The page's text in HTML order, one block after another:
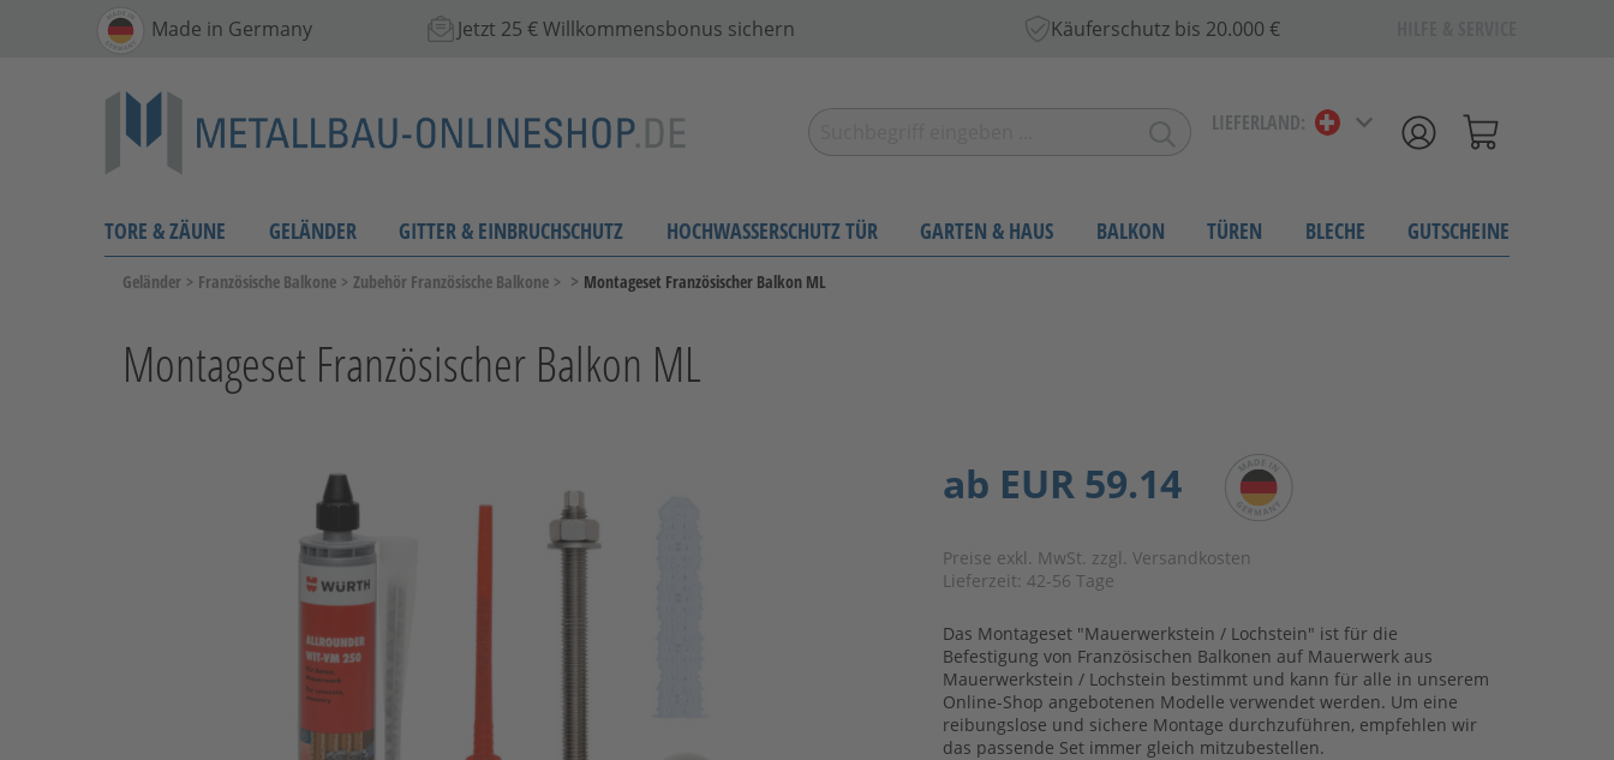
Made in Germany Jetzt 25 € Willkommensbonus sichern Käuferschutz bis 20.000 €
LIEFERLAND:
TORE & ZÄUNE GELÄNDER GITTER & EINBRUCHSCHUTZ HOCHWASSERSCHUTZ TÜR GARTEN & HAUS BALKON TÜREN BLECHE GUTSCHEINE
Geländer > Französische Balkone > Zubehör Französische Balkone > > Montageset Französischer Balkon ML
Montageset Französischer Balkon ML
ab EUR 59.14
Preise exkl. MwSt. zzgl. Versandkosten
Lieferzeit: 42-56 Tage
Das Montageset "Mauerwerkstein / Lochstein" ist für die
Befestigung von Französischen Balkonen auf Mauerwerk aus
Mauerwerkstein / Lochstein bestimmt und kann für alle in unserem
Online-Shop angebotenen Modelle verwendet werden. Um eine
reibungslose und sichere Montage durchzuführen, empfehlen wir
das passende Set immer gleich mitzubestellen.